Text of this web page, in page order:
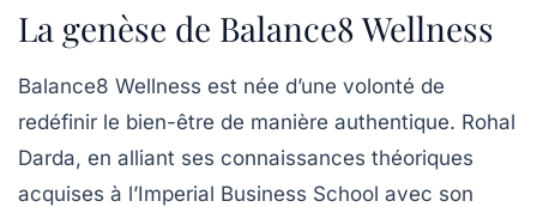
La genèse de Balance8 Wellness
Balance8 Wellness est née d’une volonté de
redéfinir le bien-être de manière authentique. Rohal
Darda, en alliant ses connaissances théoriques
acquises à l’Imperial Business School avec son